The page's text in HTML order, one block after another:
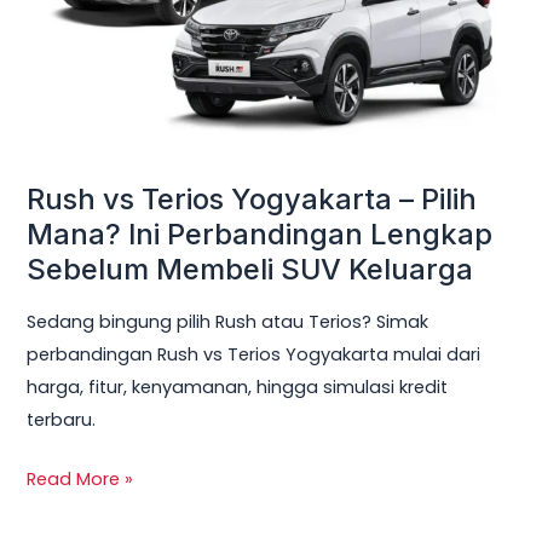
Rush vs Terios Yogyakarta – Pilih
Mana? Ini Perbandingan Lengkap
Sebelum Membeli SUV Keluarga
Sedang bingung pilih Rush atau Terios? Simak
perbandingan Rush vs Terios Yogyakarta mulai dari
harga, fitur, kenyamanan, hingga simulasi kredit
terbaru.
Pilih
Membeli
SUV
Keluarga
Read More »